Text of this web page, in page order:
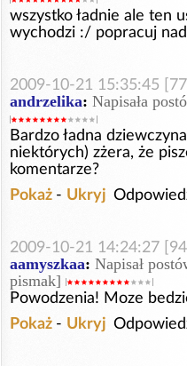
wszystko ładnie ale ten
wychodzi :/ popracuj
2009-10-21 15:35:45
andrzelika: Napisała
Bardzo ładna
niektórych) zżera, że
komentarze?
Pokaż - Ukryj
2009-10-21 14:24:27
aamyszkaa: Napisał
pismak]
Powodzenia! Moze
Pokaż - Ukryj